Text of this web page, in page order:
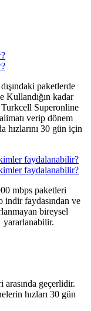
paketlerde
Kullandığın kadar
Turkcell Superonline
verip dönem
hızlarını 30 gün için
faydalanabilir?
faydalanabilir?
mbps paketleri
indir faydasından ve
bireysel
geçerlidir.
hızları 30 gün